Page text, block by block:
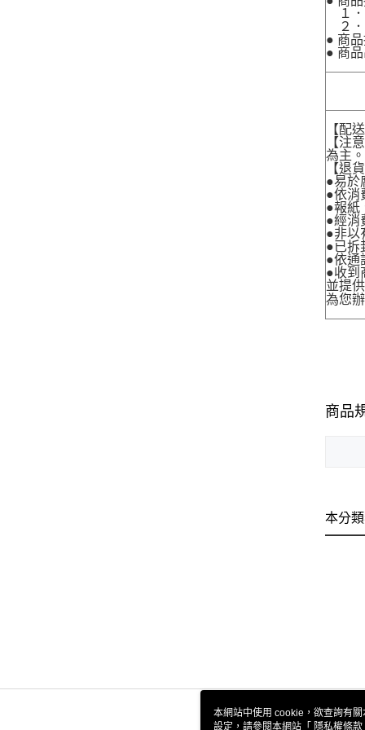
１．
２．
● 商
● 商
【配
【注
為主。
【退
●易於
●依消
●報紙
●經消
●非以
●已拆
●依通
●收到
並提
為您
商品
本分
本網站中使用 cookie，欲查詢有
設定，請參閱本網站「 隱私權條款